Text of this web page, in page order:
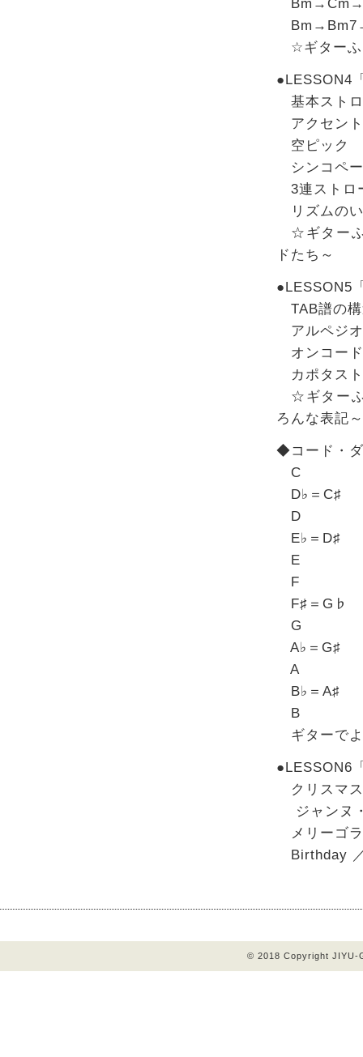
☆ギターふ
●LESSON4
基本スト
アクセント
空ピック
シンコペ
3連ストロ
リズムの
☆ギターふ
ドたち～
●LESSON5
TAB譜の
アルペジオ
オンコード
カポタス
☆ギターふ
ろんな表記～
◆コード・
C
D♭＝C♯
D
E♭＝D♯
E
F
F♯＝G♭
G
A♭＝G♯
A
B♭＝A♯
B
ギターで
●LESSON6
クリスマ
ジャンヌ
メリーゴ
Birthday
© 2018 Copyright JIYU-